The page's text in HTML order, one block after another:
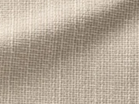
gris
rouge/brun